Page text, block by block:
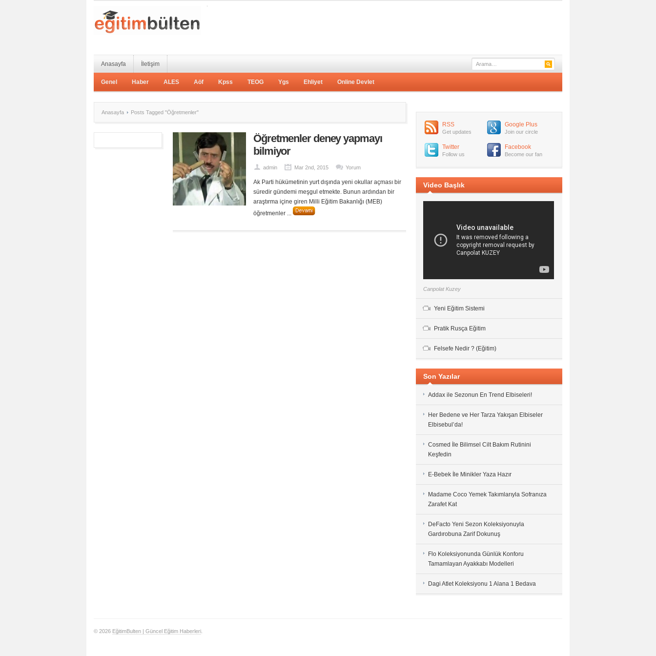
Anasayfa İletişim
Genel Haber ALES Aöf Kpss TEOG Ygs Ehliyet Online Devlet
Anasayfa Posts Tagged "Öğretmenler"
Öğretmenler deney yapmayı
bilmiyor
admin Mar 2nd, 2015 Yorum
Ak Parti hükümetinin yurt dışında yeni okullar açması bir
süredir gündemi meşgul etmekte. Bunun ardından bir
araştırma içine giren Milli Eğitim Bakanlığı (MEB)
öğretmenler ...
RSS
Get updates
Google Plus
Join our circle
Twitter
Follow us
Facebook
Become our fan
Video Başlık
Canpolat Kuzey
Yeni Eğitim Sistemi
Pratik Rusça Eğitim
Felsefe Nedir ? (Eğitim)
Son Yazılar
Addax ile Sezonun En Trend Elbiseleri!
Her Bedene ve Her Tarza Yakışan Elbiseler
Elbisebul’da!
Cosmed İle Bilimsel Cilt Bakım Rutinini
Keşfedin
E-Bebek İle Minikler Yaza Hazır
Madame Coco Yemek Takımlarıyla Sofranıza
Zarafet Kat
DeFacto Yeni Sezon Koleksiyonuyla
Gardırobuna Zarif Dokunuş
Flo Koleksiyonunda Günlük Konforu
Tamamlayan Ayakkabı Modelleri
Dagi Atlet Koleksiyonu 1 Alana 1 Bedava
© 2026 EğitimBulten | Güncel Eğitim Haberleri